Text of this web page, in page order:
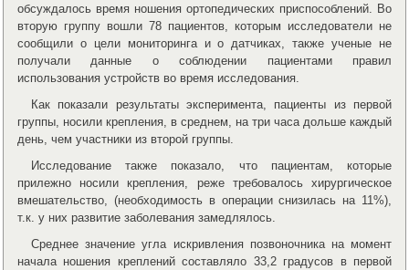
обсуждалось время ношения ортопедических приспособлений. Во
вторую группу вошли 78 пациентов, которым исследователи не
сообщили о цели мониторинга и о датчиках, также ученые не
получали данные о соблюдении пациентами правил
использования устройств во время исследования.
Как показали результаты эксперимента, пациенты из первой
группы, носили крепления, в среднем, на три часа дольше каждый
день, чем участники из второй группы.
Исследование также показало, что пациентам, которые
прилежно носили крепления, реже требовалось хирургическое
вмешательство, (необходимость в операции снизилась на 11%),
т.к. у них развитие заболевания замедлялось.
Среднее значение угла искривления позвоночника на момент
начала ношения креплений составляло 33,2 градусов в первой